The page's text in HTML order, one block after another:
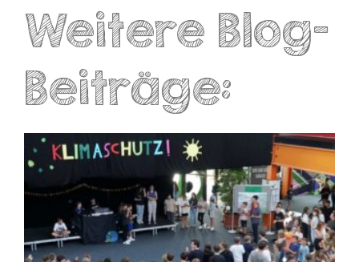
Weitere Blog-
Beiträge: